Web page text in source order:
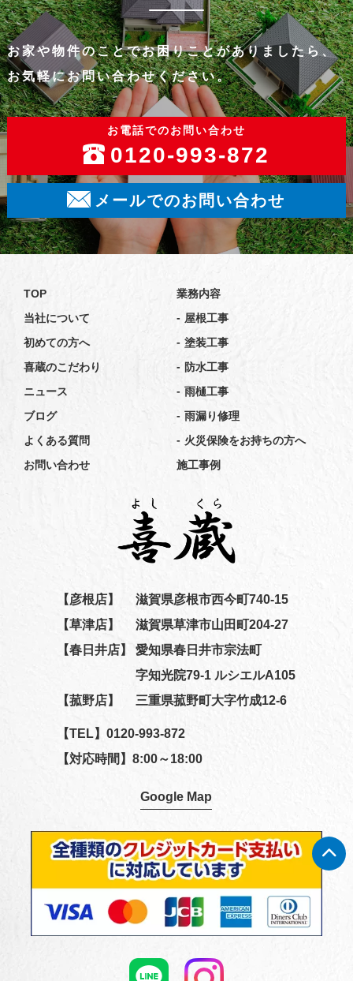
お家や物件のことでお困りことがありましたら、
お気軽にお問い合わせください。
お電話でのお問い合わせ
0120-993-872
メールでのお問い合わせ
【彦根店】
滋賀県彦根市西今町740-15
【草津店】
滋賀県草津市山田町204-27
【春日井店】
愛知県春日井市宗法町
字知光院79-1 ルシエルA105
【菰野店】
三重県菰野町大字竹成12-6
【TEL】0120-993-872
【対応時間】8:00～18:00
Google Map
TOP
当社について
初めての方へ
喜蔵のこだわり
ニュース
ブログ
よくある質問
お問い合わせ
業務内容
- 屋根工事
- 塗装工事
- 防水工事
- 雨樋工事
- 雨漏り修理
- 火災保険をお持ちの方へ
施工事例